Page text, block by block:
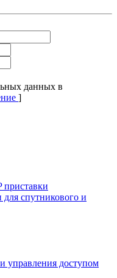
данных в
]
приставки
спутникового и
управления доступом